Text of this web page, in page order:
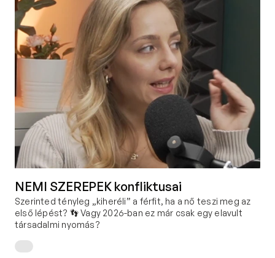
NEMI SZEREPEK konfliktusai
Szerinted tényleg „kiheréli” a férfit, ha a nő teszi meg az
első lépést? 👣 Vagy 2026-ban ez már csak egy elavult
társadalmi nyomás?